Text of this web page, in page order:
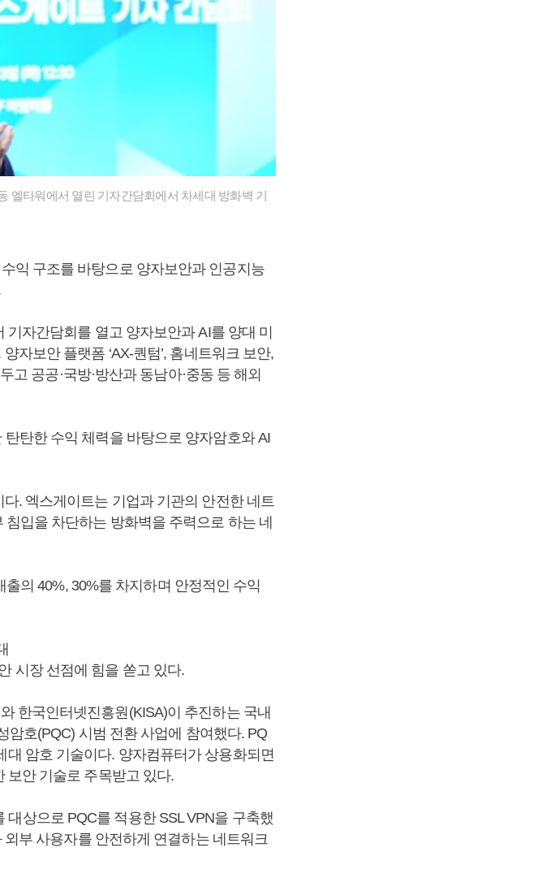
엘타워에서 열린 기자간담회에서 차세대 방화벽 기
익 구조를 바탕으로 양자보안과 인공지능
자간담회를 열고 양자보안과 AI를 양대 미
자보안 플랫폼 ‘AX-퀀텀’, 홈네트워크 보안,
공공·국방·방산과 동남아·중동 등 해외
탄한 수익 체력을 바탕으로 양자암호와 AI
. 엑스게이트는 기업과 기관의 안전한 네트
입을 차단하는 방화벽을 주력으로 하는 네
의 40%, 30%를 차지하며 안정적인 수익
시장 선점에 힘을 쏟고 있다.
한국인터넷진흥원(KISA)이 추진하는 국내
암호(PQC) 시범 전환 사업에 참여했다. PQ
암호 기술이다. 양자컴퓨터가 상용화되면
보안 기술로 주목받고 있다.
상으로 PQC를 적용한 SSL VPN을 구축했
부 사용자를 안전하게 연결하는 네트워크